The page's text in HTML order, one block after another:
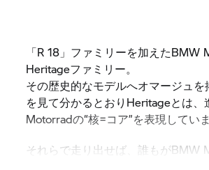
「R 18」ファミリーを加えたBMW
Heritageファミリー。
その歴史的なモデルへオマージュ
を見て分かるとおりHeritageとは
Motorradの“核=コア”を表現していま
それらで走り出せば、誰もがBMW